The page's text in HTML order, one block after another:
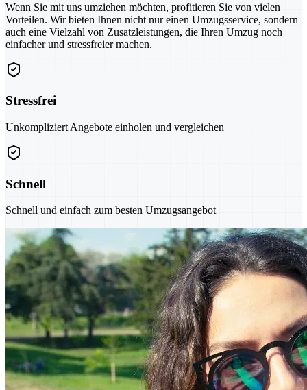
Wenn Sie mit uns umziehen möchten, profitieren Sie von vielen
Vorteilen. Wir bieten Ihnen nicht nur einen Umzugsservice, sondern
auch eine Vielzahl von Zusatzleistungen, die Ihren Umzug noch
einfacher und stressfreier machen.
Stressfrei
Unkompliziert Angebote einholen und vergleichen
Schnell
Schnell und einfach zum besten Umzugsangebot